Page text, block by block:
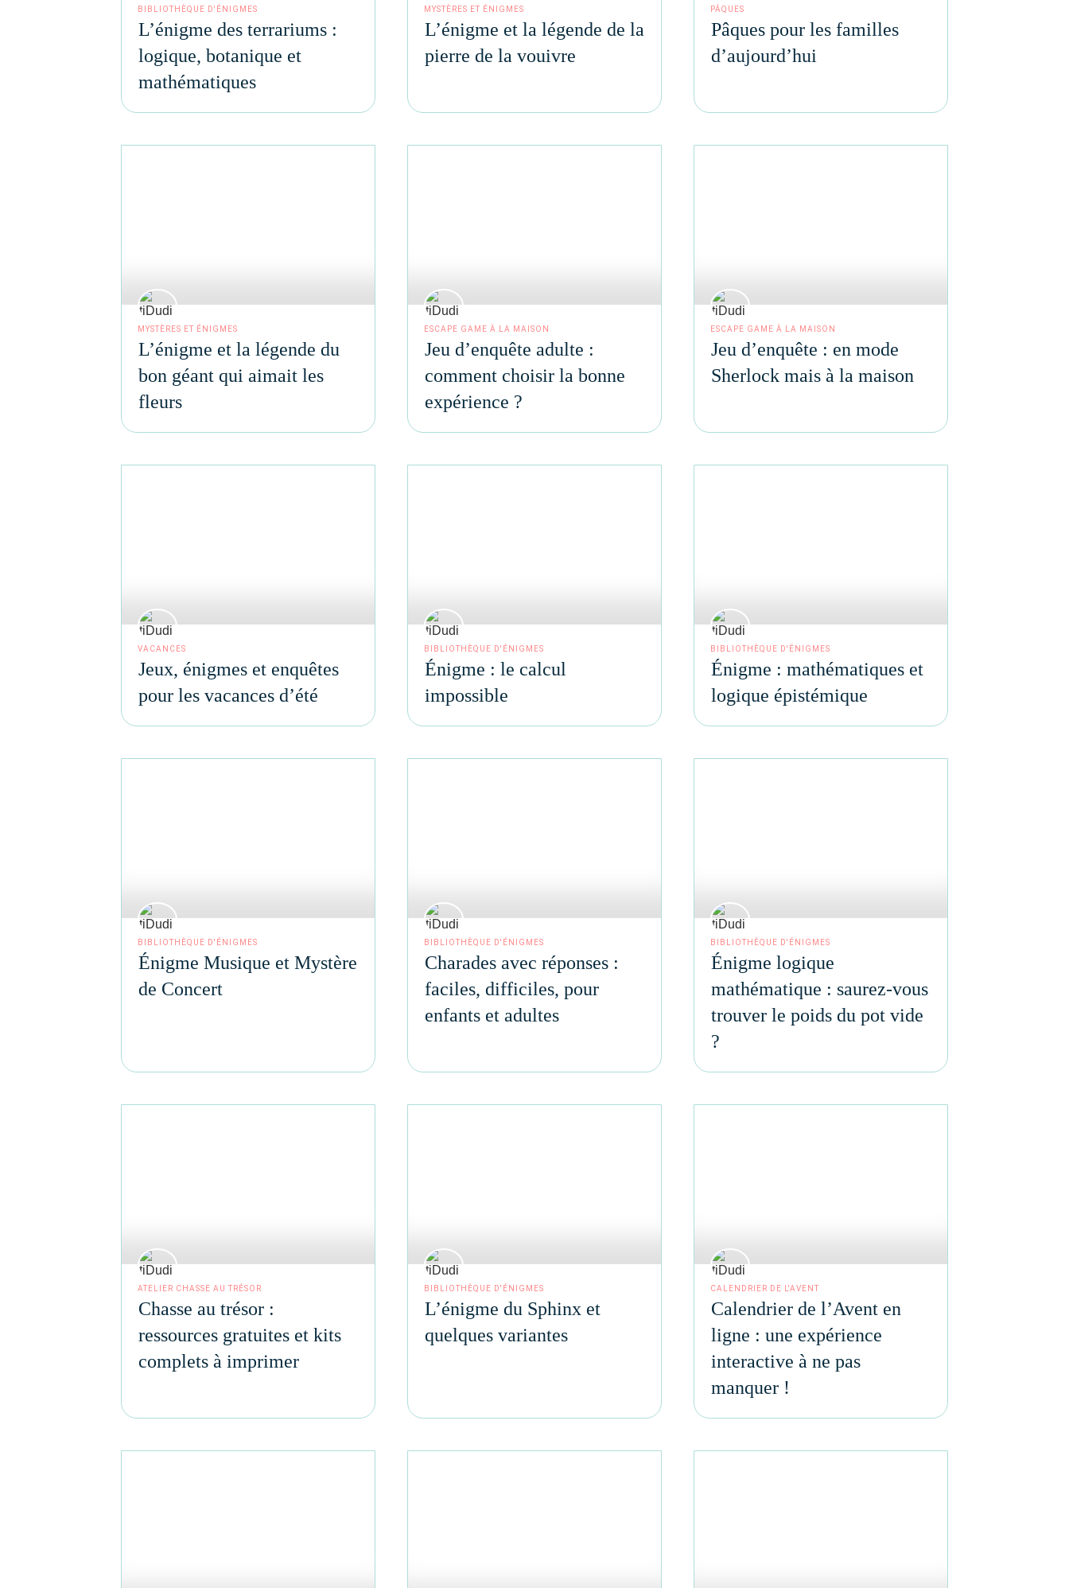
BIBLIOTHÈQUE D'ÉNIGMES
L’énigme des terrariums :
logique, botanique et
mathématiques
MYSTÈRES ET ÉNIGMES
L’énigme et la légende de la
pierre de la vouivre
PÂQUES
Pâques pour les familles
d’aujourd’hui
MYSTÈRES ET ÉNIGMES
L’énigme et la légende du
bon géant qui aimait les
fleurs
ESCAPE GAME À LA MAISON
Jeu d’enquête adulte :
comment choisir la bonne
expérience ?
ESCAPE GAME À LA MAISON
Jeu d’enquête : en mode
Sherlock mais à la maison
VACANCES
Jeux, énigmes et enquêtes
pour les vacances d’été
BIBLIOTHÈQUE D'ÉNIGMES
Énigme : le calcul
impossible
BIBLIOTHÈQUE D'ÉNIGMES
Énigme : mathématiques et
logique épistémique
BIBLIOTHÈQUE D'ÉNIGMES
Énigme Musique et Mystère
de Concert
BIBLIOTHÈQUE D'ÉNIGMES
Charades avec réponses :
faciles, difficiles, pour
enfants et adultes
BIBLIOTHÈQUE D'ÉNIGMES
Énigme logique
mathématique : saurez-vous
trouver le poids du pot vide
?
ATELIER CHASSE AU TRÉSOR
Chasse au trésor :
ressources gratuites et kits
complets à imprimer
BIBLIOTHÈQUE D'ÉNIGMES
L’énigme du Sphinx et
quelques variantes
CALENDRIER DE L'AVENT
Calendrier de l’Avent en
ligne : une expérience
interactive à ne pas
manquer !